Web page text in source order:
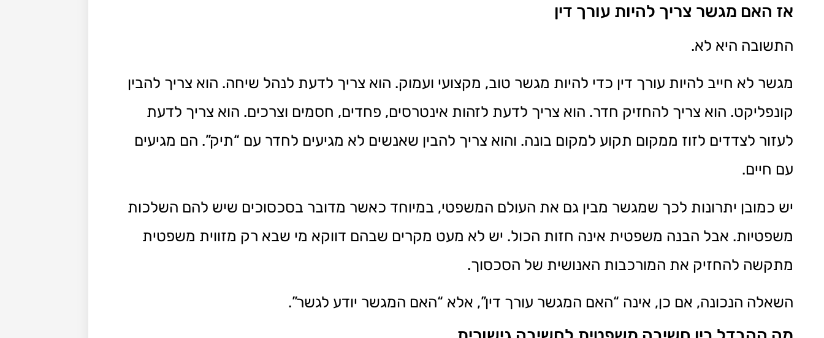
אז האם מגשר צריך להיות עורך דין
התשובה היא לא.
מגשר לא חייב להיות עורך דין כדי להיות מגשר טוב, מקצועי ועמוק. הוא צריך לדעת לנהל שיחה. הוא צריך להבין
קונפליקט. הוא צריך להחזיק חדר. הוא צריך לדעת לזהות אינטרסים, פחדים, חסמים וצרכים. הוא צריך לדעת
לעזור לצדדים לזוז ממקום תקוע למקום בונה. והוא צריך להבין שאנשים לא מגיעים לחדר עם “תיק”. הם מגיעים
עם חיים.
יש כמובן יתרונות לכך שמגשר מבין גם את העולם המשפטי, במיוחד כאשר מדובר בסכסוכים שיש להם השלכות
משפטיות. אבל הבנה משפטית אינה חזות הכול. יש לא מעט מקרים שבהם דווקא מי שבא רק מזווית משפטית
מתקשה להחזיק את המורכבות האנושית של הסכסוך.
השאלה הנכונה, אם כן, אינה “האם המגשר עורך דין”, אלא “האם המגשר יודע לגשר”.